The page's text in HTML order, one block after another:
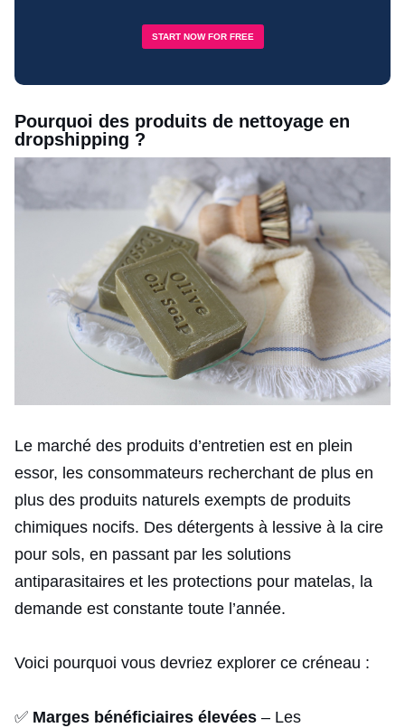
START NOW FOR FREE
Pourquoi des produits de nettoyage en
dropshipping ?
Le marché des produits d’entretien est en plein
essor, les consommateurs recherchant de plus en
plus des produits naturels exempts de produits
chimiques nocifs. Des détergents à lessive à la cire
pour sols, en passant par les solutions
antiparasitaires et les protections pour matelas, la
demande est constante toute l’année.
Voici pourquoi vous devriez explorer ce créneau :
✅ Marges bénéficiaires élevées – Les